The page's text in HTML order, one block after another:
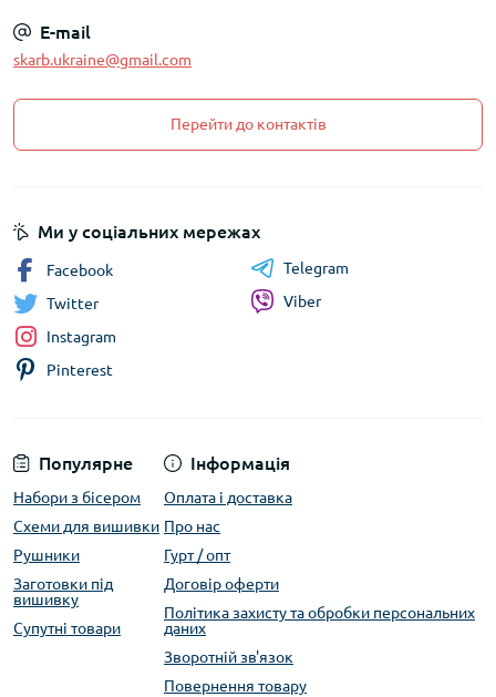
E-mail
skarb.ukraine@gmail.com
Перейти до контактів
Популярне
Набори з бісером
Схеми для вишивки
Рушники
Заготовки під
вишивку
Супутні товари
Інформація
Оплата і доставка
Про нас
Гурт / опт
Договір оферти
Політика захисту та обробки персональних
даних
Зворотній зв'язок
Повернення товару
Ми у соціальних мережах
Facebook
Twitter
Instagram
Pinterest
Telegram
Viber